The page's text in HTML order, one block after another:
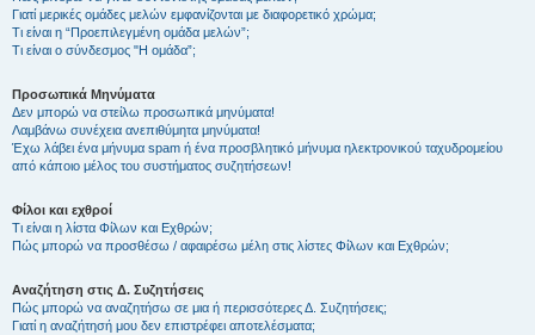
Γιατί μερικές ομάδες μελών εμφανίζονται με διαφορετικό χρώμα;
Τι είναι η “Προεπιλεγμένη ομάδα μελών”;
Τι είναι ο σύνδεσμος "Η ομάδα”;
Προσωπικά Μηνύματα
Δεν μπορώ να στείλω προσωπικά μηνύματα!
Λαμβάνω συνέχεια ανεπιθύμητα μηνύματα!
Έχω λάβει ένα μήνυμα spam ή ένα προσβλητικό μήνυμα ηλεκτρονικού ταχυδρομείου
από κάποιο μέλος του συστήματος συζητήσεων!
Φίλοι και εχθροί
Τι είναι η λίστα Φίλων και Εχθρών;
Πώς μπορώ να προσθέσω / αφαιρέσω μέλη στις λίστες Φίλων και Εχθρών;
Αναζήτηση στις Δ. Συζητήσεις
Πώς μπορώ να αναζητήσω σε μια ή περισσότερες Δ. Συζητήσεις;
Γιατί η αναζήτησή μου δεν επιστρέφει αποτελέσματα;